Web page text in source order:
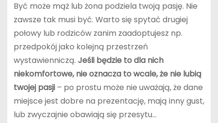
Być może mąż lub żona podziela twoją pasję. Nie
zawsze tak musi być. Warto się spytać drugiej
połowy lub rodziców zanim zaadoptujesz np.
przedpokój jako kolejną przestrzeń
wystawienniczą. Jeśli będzie to dla nich
niekomfortowe, nie oznacza to wcale, że nie lubią
twojej pasji– po prostu może nie uważają, że dane
miejsce jest dobre na prezentację, mają inny gust,
lub zwyczajnie obawiają się przesytu…